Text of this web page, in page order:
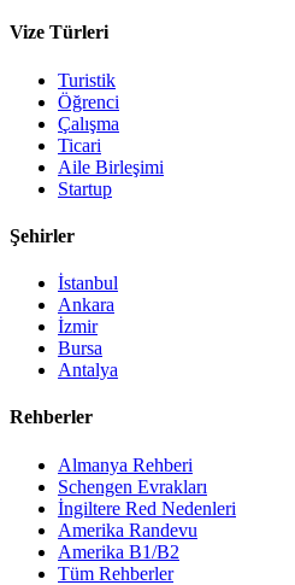
Vize Türleri
Turistik
Öğrenci
Çalışma
Ticari
Aile Birleşimi
Startup
Şehirler
İstanbul
Ankara
İzmir
Bursa
Antalya
Rehberler
Almanya Rehberi
Schengen Evrakları
İngiltere Red Nedenleri
Amerika Randevu
Amerika B1/B2
Tüm Rehberler